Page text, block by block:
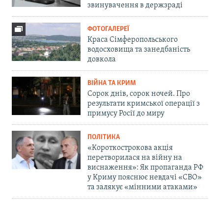
звинувачення в держзраді
ФОТОГАЛЕРЕЇ
Краса Сімферопольського
водосховища та занедбаність
довкола
ВІЙНА ТА КРИМ
Сорок днів, сорок ночей. Про
результати кримської операції з
примусу Росії до миру
ПОЛІТИКА
«Короткострокова акція
перетворилася на війну на
виснаження»: Як пропаганда РФ
у Криму пояснює невдачі «СВО»
та залякує «мінними атаками»